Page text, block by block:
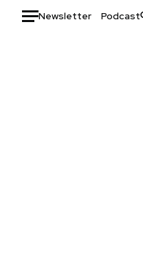
Newsletter Podcast